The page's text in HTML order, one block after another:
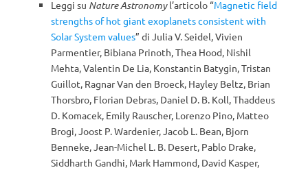
Leggi su Nature Astronomyl’articolo “Magnetic field
strengths of hot giant exoplanets consistent with
Solar System values” di Julia V. Seidel, Vivien
Parmentier, Bibiana Prinoth, Thea Hood, Nishil
Mehta, Valentin De Lia, Konstantin Batygin, Tristan
Guillot, Ragnar Van den Broeck, Hayley Beltz, Brian
Thorsbro, Florian Debras, Daniel D. B. Koll, Thaddeus
D. Komacek, Emily Rauscher, Lorenzo Pino, Matteo
Brogi, Joost P. Wardenier, Jacob L. Bean, Bjorn
Benneke, Jean-Michel L. B. Desert, Pablo Drake,
Siddharth Gandhi, Mark Hammond, David Kasper,